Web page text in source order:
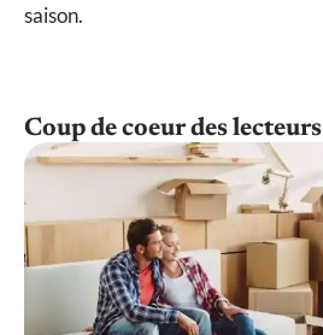
saison.
Coup de coeur des lecteurs